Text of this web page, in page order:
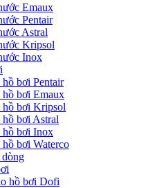
Emaux
Pentair
Astral
Kripsol
Inox
bơi Pentair
bơi Emaux
hồ bơi Kripsol
bơi Astral
hồ bơi Inox
bơi Waterco
hồ bơi Dofi